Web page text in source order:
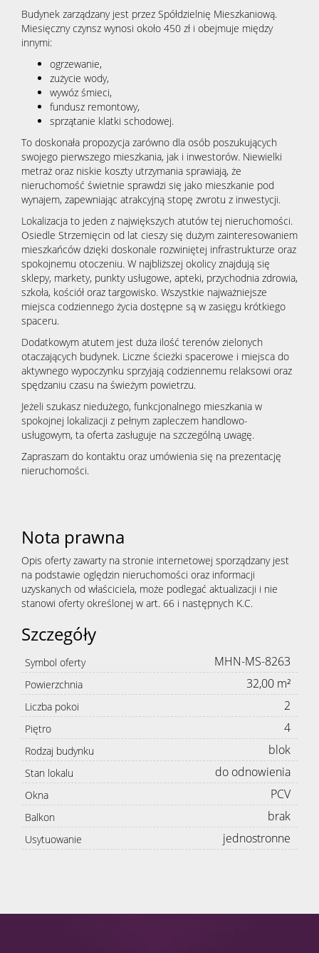
Budynek zarządzany jest przez Spółdzielnię Mieszkaniową.
Miesięczny czynsz wynosi około 450 zł i obejmuje między
innymi:
ogrzewanie,
zużycie wody,
wywóz śmieci,
fundusz remontowy,
sprzątanie klatki schodowej.
To doskonała propozycja zarówno dla osób poszukujących
swojego pierwszego mieszkania, jak i inwestorów. Niewielki
metraż oraz niskie koszty utrzymania sprawiają, że
nieruchomość świetnie sprawdzi się jako mieszkanie pod
wynajem, zapewniając atrakcyjną stopę zwrotu z inwestycji.
Lokalizacja to jeden z największych atutów tej nieruchomości.
Osiedle Strzemięcin od lat cieszy się dużym zainteresowaniem
mieszkańców dzięki doskonale rozwiniętej infrastrukturze oraz
spokojnemu otoczeniu. W najbliższej okolicy znajdują się
sklepy, markety, punkty usługowe, apteki, przychodnia zdrowia,
szkoła, kościół oraz targowisko. Wszystkie najważniejsze
miejsca codziennego życia dostępne są w zasięgu krótkiego
spaceru.
Dodatkowym atutem jest duża ilość terenów zielonych
otaczających budynek. Liczne ścieżki spacerowe i miejsca do
aktywnego wypoczynku sprzyjają codziennemu relaksowi oraz
spędzaniu czasu na świeżym powietrzu.
Jeżeli szukasz niedużego, funkcjonalnego mieszkania w
spokojnej lokalizacji z pełnym zapleczem handlowo-
usługowym, ta oferta zasługuje na szczególną uwagę.
Zapraszam do kontaktu oraz umówienia się na prezentację
nieruchomości.
Nota prawna
Opis oferty zawarty na stronie internetowej sporządzany jest
na podstawie oględzin nieruchomości oraz informacji
uzyskanych od właściciela, może podlegać aktualizacji i nie
stanowi oferty określonej w art. 66 i następnych K.C.
Szczegóły
Symbol oferty MHN-MS-8263
Powierzchnia 32,00 m²
Liczba pokoi 2
Piętro 4
Rodzaj budynku blok
Stan lokalu do odnowienia
Okna PCV
Balkon brak
Usytuowanie jednostronne